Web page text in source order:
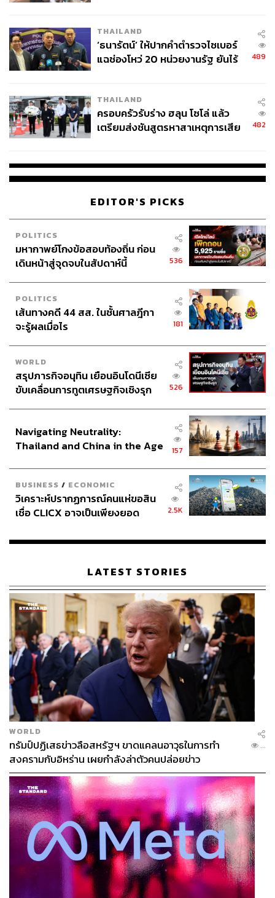
จ่ายหนี้-แอบระบุแบรนด์
THAILAND
‘ธนารัตน์’ ให้ปากคำตำรวจไซเบอร์
แฉช่องโหว่ 20 หน่วยงานรัฐ ยันไร้
489
THAILAND
ครอบครัวรับร่าง ฮลุน โซโล่ แล้ว
เตรียมส่งชันสูตรหาสาเหตุการเสีย
482
EDITOR'S PICKS
POLITICS
มหากาพย์โกงข้อสอบท้องถิ่น ก่อน
เดินหน้าสู่จุดจบในสัปดาห์นี้
536
POLITICS
เส้นทางคดี 44 สส. ในชั้นศาลฎีกา
จะรู้ผลเมื่อไร
181
WORLD
สรุปภารกิจอนุทิน เยือนอินโดนีเซีย
ขับเคลื่อนการทูตเศรษฐกิจเชิงรุก
526
Navigating Neutrality:
Thailand and China in the Age
157
BUSINESS / ECONOMIC
วิเคราะห์ปรากฏการณ์คนแห่ขอสิน
เชื่อ CLICX อาจเป็นเพียงยอด
เรือนไทยที่ถูกซุกไว้
2.5K
LATEST STORIES
WORLD
ทรัมป์ปฏิเสธข่าวลือสหรัฐฯ ขาดแคลนอาวุธในการทำ
สงครามกับอิหร่าน เผยกำลังล่าตัวคนปล่อยข่าว
...